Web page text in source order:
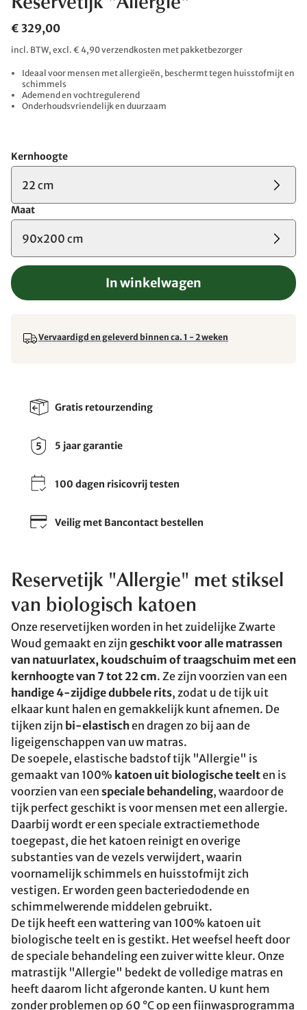
€ 329,00
incl. BTW, excl. € 4,90 verzendkosten met pakketbezorger
Ideaal voor mensen met allergieën, beschermt tegen huisstofmijt en
schimmels
Ademend en vochtregulerend
Onderhoudsvriendelijk en duurzaam
Kernhoogte
22 cm
Maat
90x200 cm
In winkelwagen
Vervaardigd en geleverd binnen ca. 1 - 2 weken
Gratis retourzending
5 jaar garantie
100 dagen risicovrij testen
Veilig met Bancontact bestellen
Reservetijk "Allergie" met stiksel
van biologisch katoen
Onze reservetijken worden in het zuidelijke Zwarte
Woud gemaakt en zijn geschikt voor alle matrassen
van natuurlatex, koudschuim of traagschuim met een
kernhoogte van 7 tot 22 cm. Ze zijn voorzien van een
handige 4-zijdige dubbele rits, zodat u de tijk uit
elkaar kunt halen en gemakkelijk kunt afnemen. De
tijken zijn bi-elastischen dragen zo bij aan de
ligeigenschappen van uw matras.
De soepele, elastische badstof tijk "Allergie" is
gemaakt van 100% katoen uit biologische teelten is
voorzien van een speciale behandeling, waardoor de
tijk perfect geschikt is voor mensen met een allergie.
Daarbij wordt er een speciale extractiemethode
toegepast, die het katoen reinigt en overige
substanties van de vezels verwijdert, waarin
voornamelijk schimmels en huisstofmijt zich
vestigen. Er worden geen bacteriedodende en
schimmelwerende middelen gebruikt.
De tijk heeft een wattering van 100% katoen uit
biologische teelt en is gestikt. Het weefsel heeft door
de speciale behandeling een zuiver witte kleur. Onze
matrastijk "Allergie" bedekt de volledige matras en
heeft daarom licht afgeronde kanten. U kunt hem
zonder problemen op 60 °C op een fijnwasprogramma